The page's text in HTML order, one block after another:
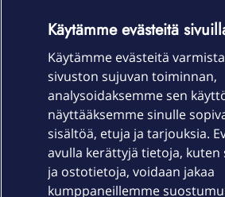
Laitteet & liittymät
Palvelut
Käytämme evästeitä
Käytämme evästeitä
sivuston sujuvan toiminnan,
analysoidaksemme sen
näyttääksemme sinulle
sisältöä, etuja ja tarjouksia.
avulla kerättyjä tietoja, kuten
ja ostotietoja, voidaan jakaa
kumppaneillemme